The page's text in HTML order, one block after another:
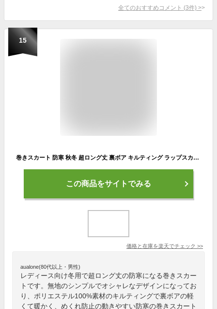
全てのおすすめコメント (3件) >
15
巻きスカート 防寒 秋冬 超ロング丈 裏ボア キルティング ラップスカート めくれ防止 裏起毛 暖かい あったかい 大きいサイズ LL 3L キャンプ アウトドア ロングスカート 冬用 厚手 超軽量 レディース 無地 キルト マキシスカート ch *00
この商品をサイトでみる
価格と在庫を楽天でチェック >>
aualone(80代以上・男性)
レディース向け冬用で超ロング丈の防寒になる巻きスカー
トです。無地のシンプルでオシャレなデザインになってお
り、ポリエステル100%素材のキルティングで裏ボアの軽
くて暖かく、めくれ防止の動きやすい防寒の巻きスカート